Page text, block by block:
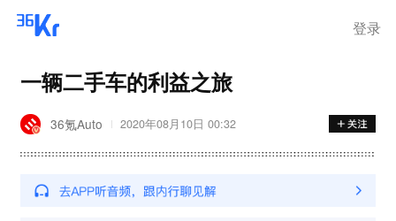
登录
一辆二手车的利益之旅
36氪Auto 2020年08月10日 00:32